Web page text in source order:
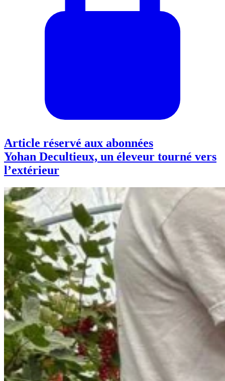
Article réservé aux abonnées
Yohan Decultieux, un éleveur tourné vers
l’extérieur